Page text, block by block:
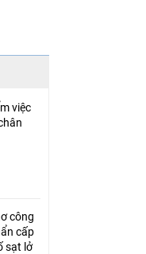
việc
công
cấp
sạt lở